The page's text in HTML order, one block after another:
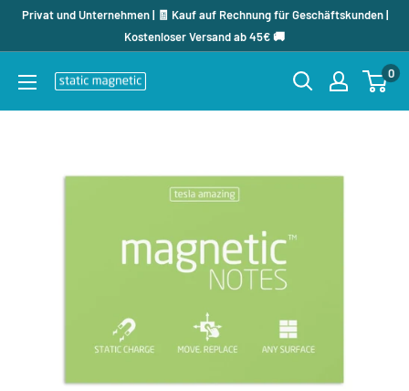
DirektPrivat und Unternehmen | 🧾 Kauf auf Rechnung für Geschäftskunden |
Kostenloser Versand ab 45€ 🚚
staticmagnetic.de
0